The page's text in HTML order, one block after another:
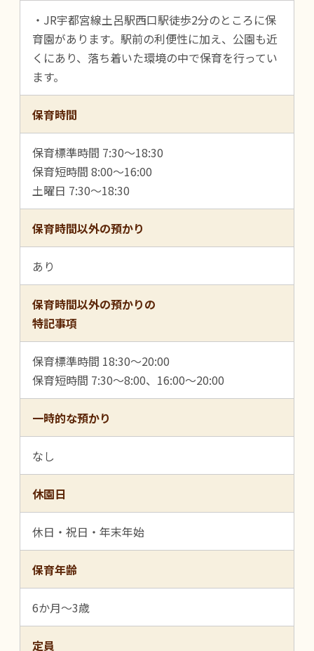
・JR宇都宮線土呂駅西口駅徒歩2分のところに保
育園があります。駅前の利便性に加え、公園も近
くにあり、落ち着いた環境の中で保育を行ってい
ます。
保育時間
保育標準時間 7:30～18:30
保育短時間 8:00～16:00
土曜日 7:30～18:30
保育時間以外の預かり
あり
保育時間以外の預かりの
特記事項
保育標準時間 18:30～20:00
保育短時間 7:30～8:00、16:00～20:00
一時的な預かり
なし
休園日
休日・祝日・年末年始
保育年齢
6か月～3歳
定員